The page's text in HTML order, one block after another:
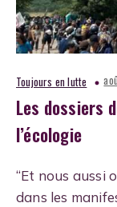
Toujours en lutte
Les dossiers
l’écologie
“Et nous aussi
dans les